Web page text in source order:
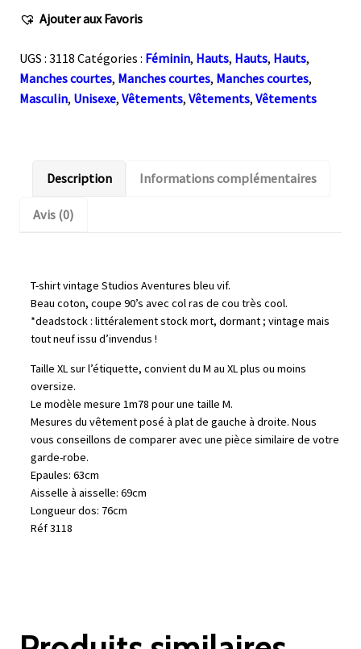
T-
bleu
électrique
deadstock
Ajouter aux Favoris
UGS : 3118 Catégories : Féminin, Hauts, Hauts, Hauts,
Manches courtes, Manches courtes, Manches courtes,
Masculin, Unisexe, Vêtements, Vêtements, Vêtements
Description Informations complémentaires
Avis (0)
T-shirt vintage Studios Aventures bleu vif.
Beau coton, coupe 90’s avec col ras de cou très cool.
*deadstock : littéralement stock mort, dormant ; vintage mais
tout neuf issu d’invendus !
Taille XL sur l’étiquette, convient du M au XL plus ou moins
oversize.
Le modèle mesure 1m78 pour une taille M.
Mesures du vêtement posé à plat de gauche à droite. Nous
vous conseillons de comparer avec une pièce similaire de votre
garde-robe.
Epaules: 63cm
Aisselle à aisselle: 69cm
Longueur dos: 76cm
Réf 3118